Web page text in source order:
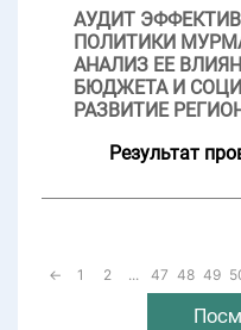
АУДИТ
ПОЛИТИКИ
АНАЛИЗ ЕЕ
БЮДЖЕТА И
РАЗВИТИЕ
Результат
← 1 2 ... 47 48 49